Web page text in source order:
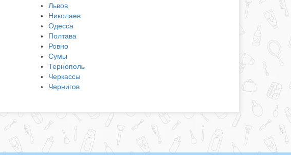
Львов
Николаев
Одесса
Полтава
Ровно
Сумы
Тернополь
Черкассы
Чернигов